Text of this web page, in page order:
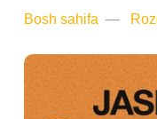
Bosh sahifa